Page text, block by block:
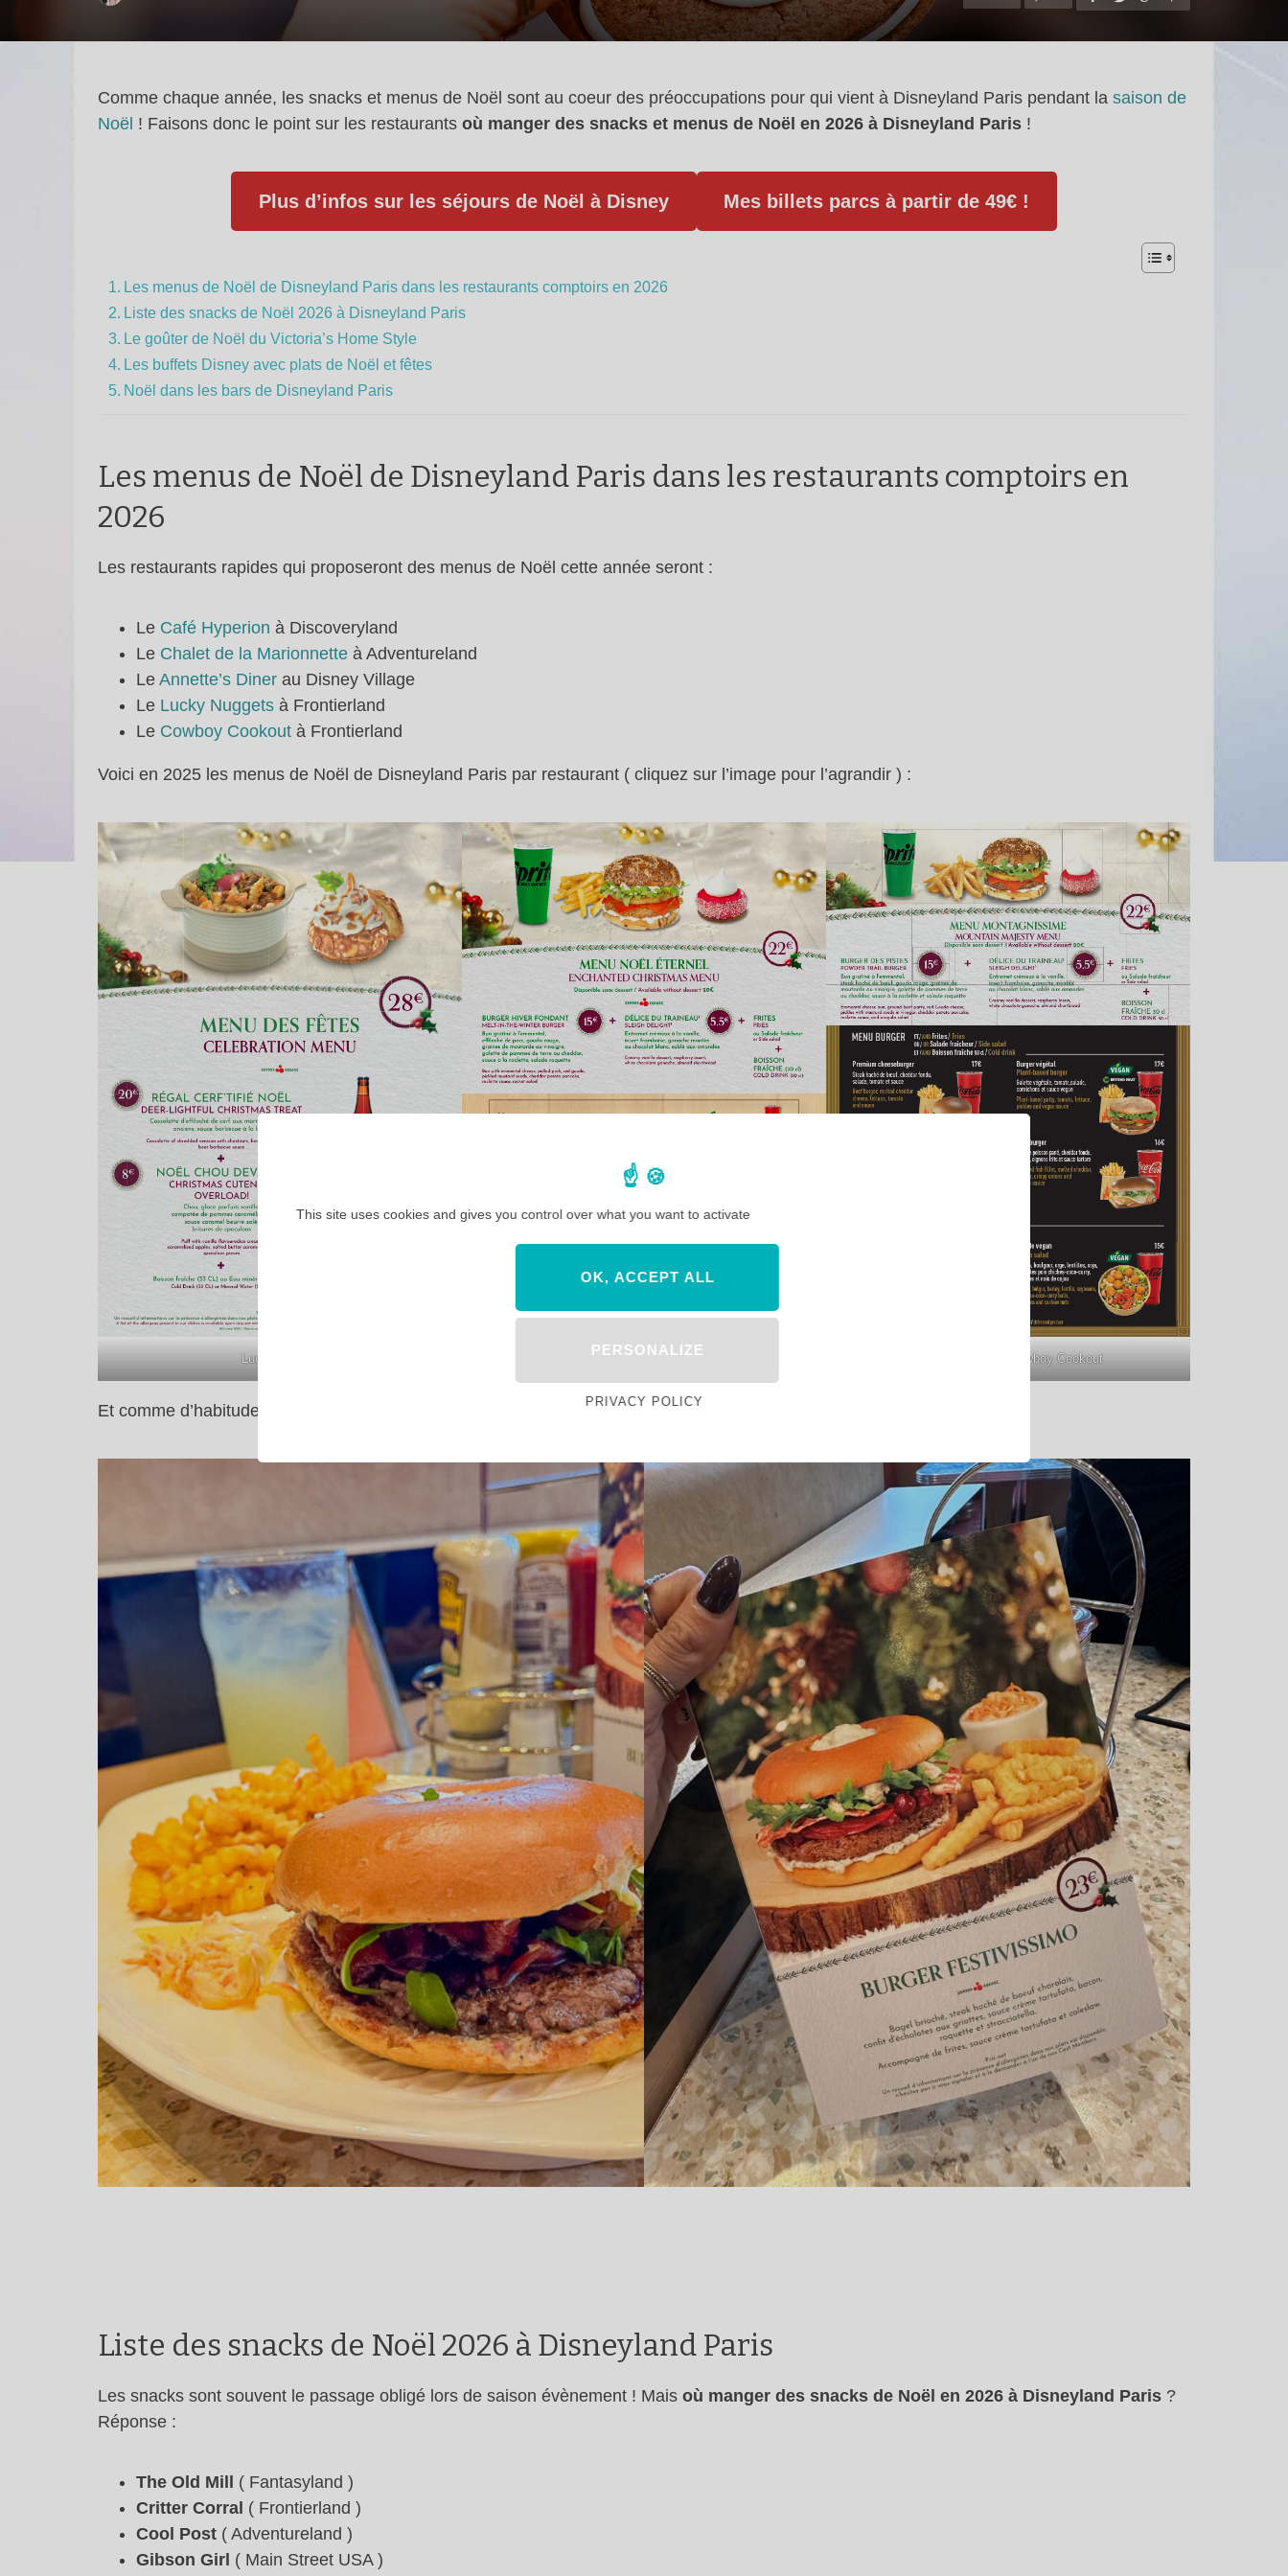
Comme chaque année, les snacks et menus de Noël sont au coeur des préoccupations pour qui vient à Disneyland Paris pendant la saison de
Noël ! Faisons donc le point sur les restaurants où manger des snacks et menus de Noël en 2026 à Disneyland Paris !
Plus d’infos sur les séjours de Noël à Disney Mes billets parcs à partir de 49€ !
Les menus de Noël de Disneyland Paris dans les restaurants comptoirs en 2026
Liste des snacks de Noël 2026 à Disneyland Paris
Le goûter de Noël du Victoria’s Home Style
Les buffets Disney avec plats de Noël et fêtes
Noël dans les bars de Disneyland Paris
Les menus de Noël de Disneyland Paris dans les restaurants comptoirs en
2026
Les restaurants rapides qui proposeront des menus de Noël cette année seront :
Le Café Hyperion à Discoveryland
Le Chalet de la Marionnette à Adventureland
Le Annette’s Diner au Disney Village
Le Lucky Nuggets à Frontierland
Le Cowboy Cookout à Frontierland
Voici en 2025 les menus de Noël de Disneyland Paris par restaurant ( cliquez sur l’image pour l’agrandir ) :
Lucky Nugget Chalet de la Marionnette Cafe Hyperion & Cowboy Cookout
Et comme d’habitude, Annette’s Diner au Disney Village propose aussi un burger de Noël :
Liste des snacks de Noël 2026 à Disneyland Paris
Les snacks sont souvent le passage obligé lors de saison évènement ! Mais où manger des snacks de Noël en 2026 à Disneyland Paris ?
Réponse :
The Old Mill ( Fantasyland )
Critter Corral ( Frontierland )
Cool Post ( Adventureland )
Gibson Girl ( Main Street USA )
This site uses cookies and gives you control over what you want to activate
OK, ACCEPT ALL
PERSONALIZE
PRIVACY POLICY